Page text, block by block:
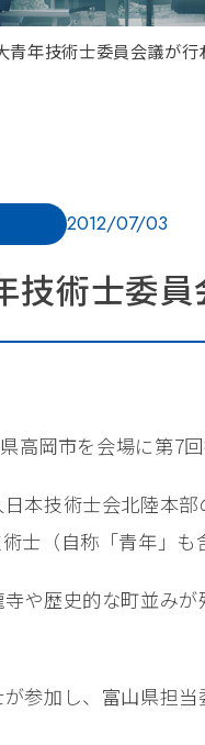
青年技術士委員会議が行
2012/07/03
術士委員
高岡市を会場に第7
本技術士会北陸本
士（自称「青年」
や歴史的な町並み
参加し、富山県担